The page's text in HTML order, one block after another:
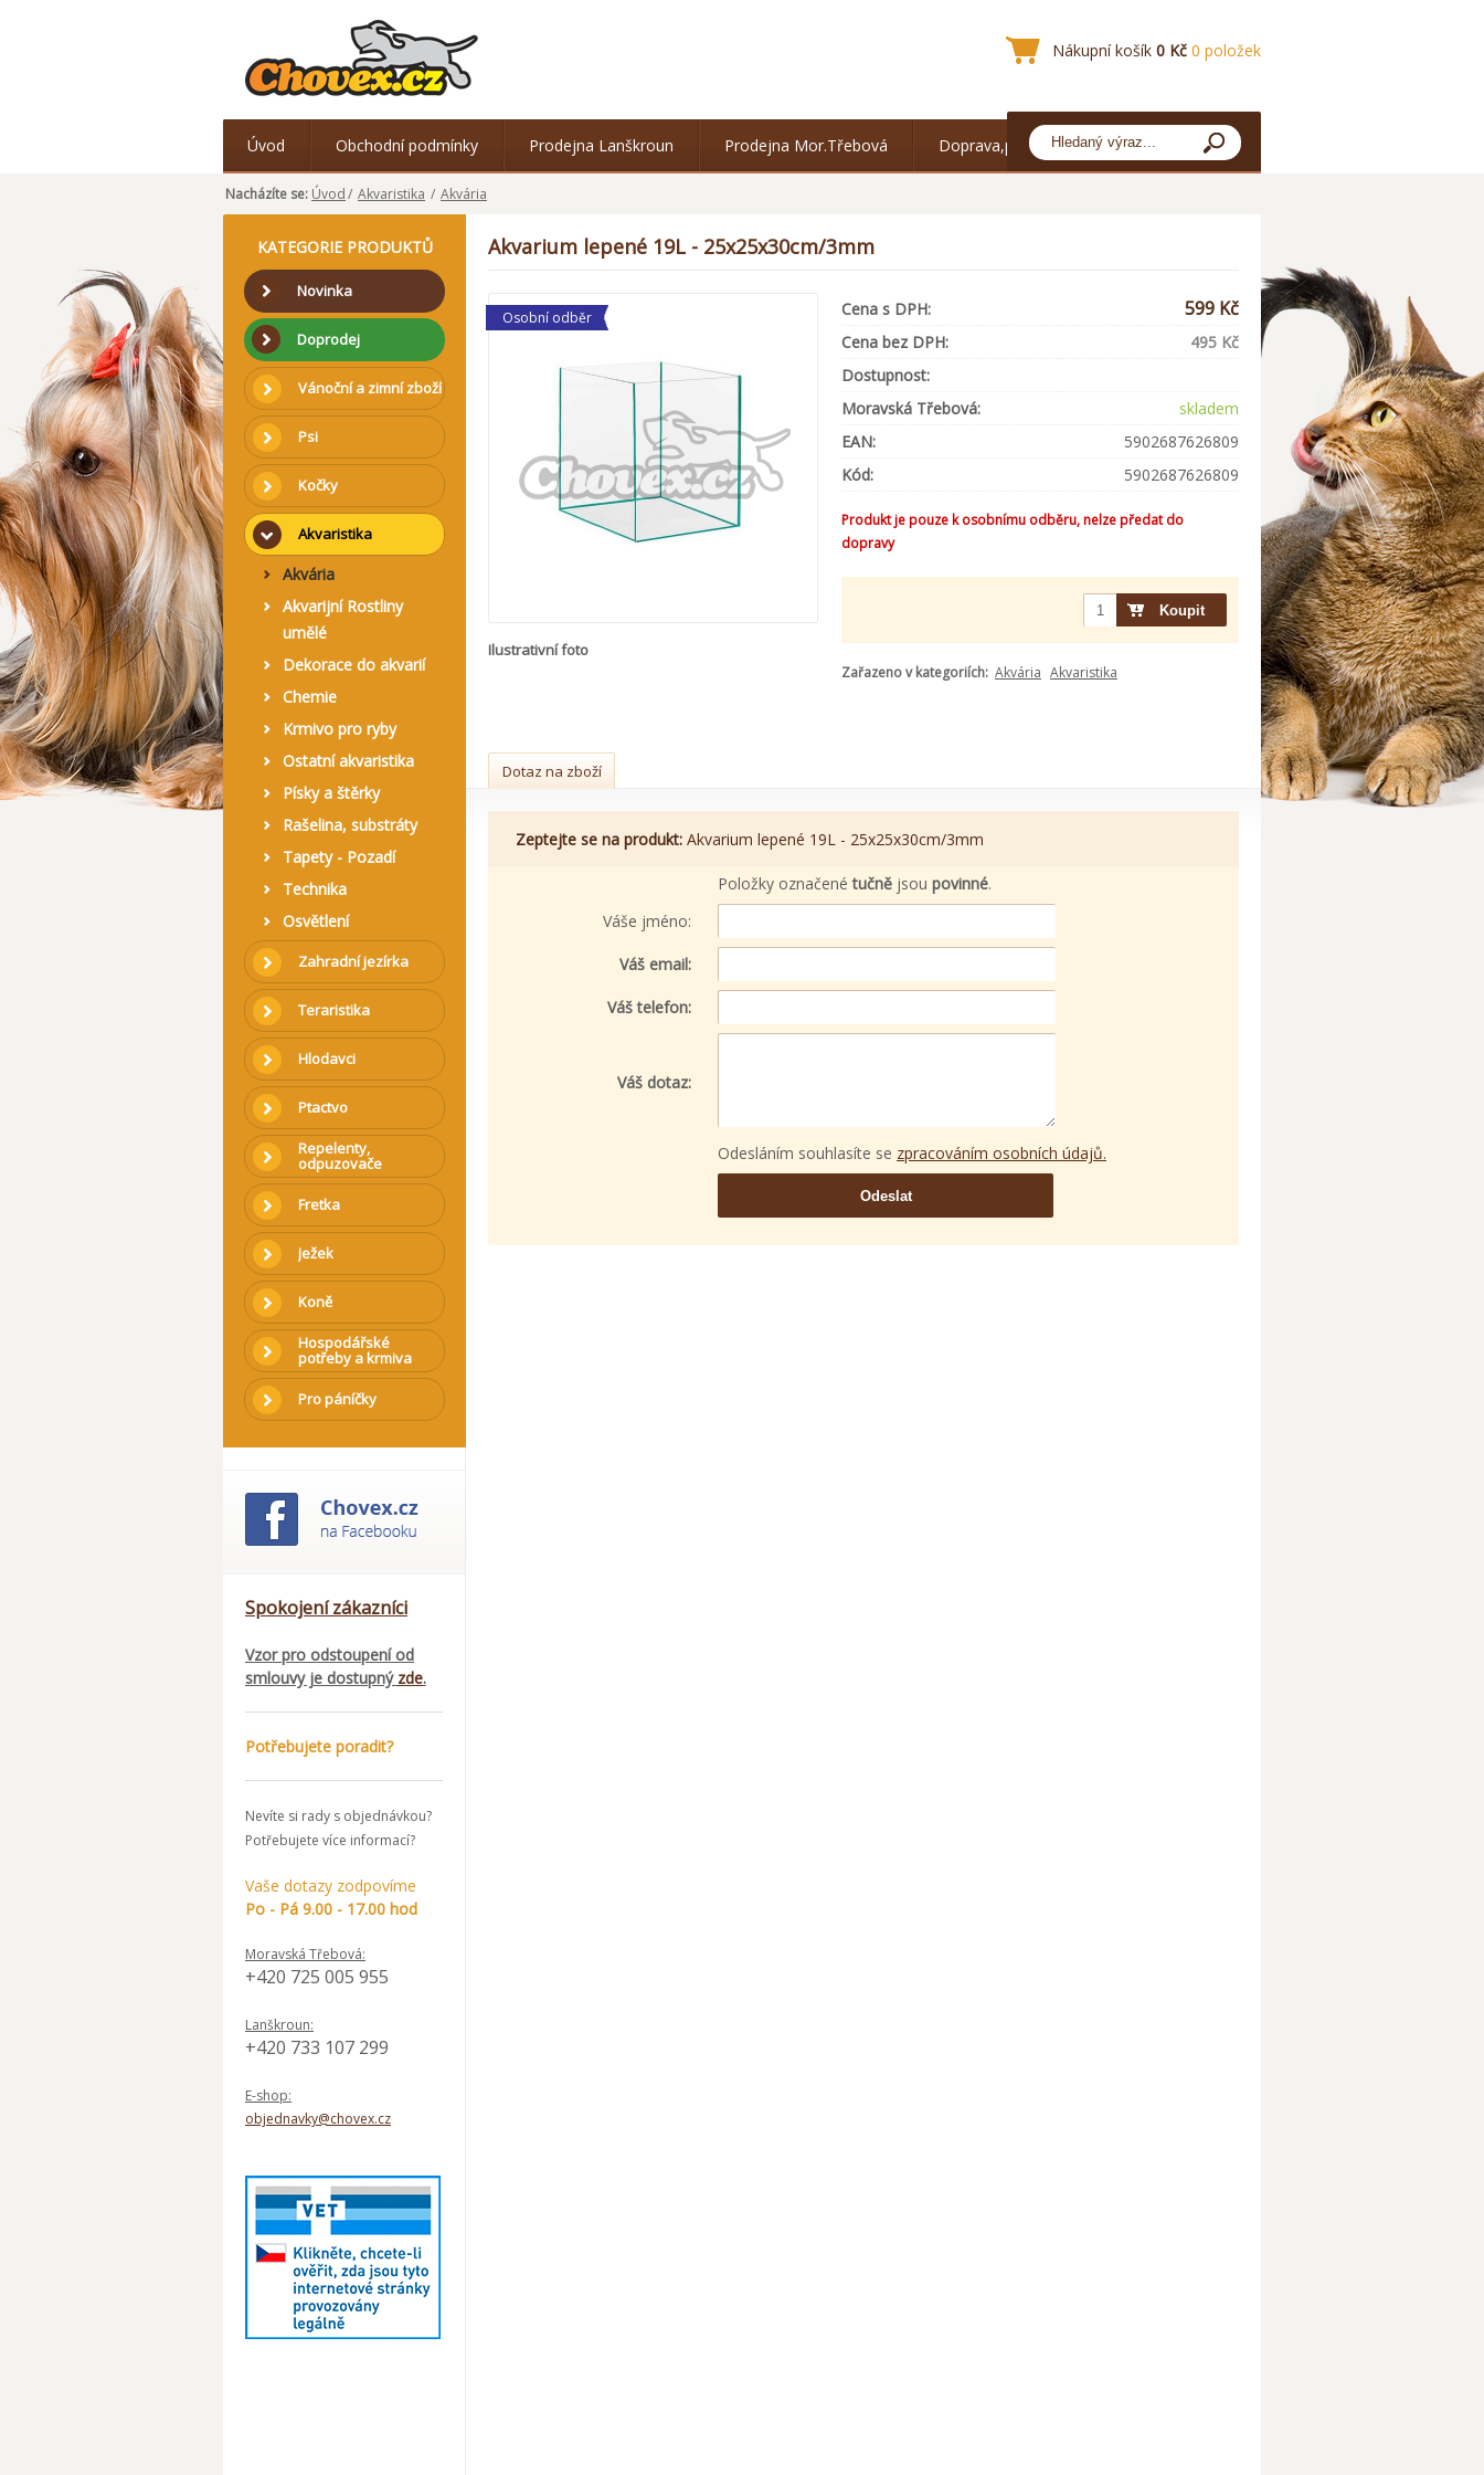
Nákupní košík 0 Kč 0 položek
Úvod Obchodní podmínky Prodejna Lanškroun Prodejna Mor.Třebová Doprava,platba
Nacházíte se: Úvod/ Akvaristika / Akvária
KATEGORIE PRODUKTŮ
Novinka
Doprodej
Vánoční a zimní zboží
Psi
Kočky
Akvaristika
Akvária
Akvarijní Rostliny
umělé
Dekorace do akvarií
Chemie
Krmivo pro ryby
Ostatní akvaristika
Písky a štěrky
Rašelina, substráty
Tapety - Pozadí
Technika
Osvětlení
Zahradní jezírka
Teraristika
Hlodavci
Ptactvo
Repelenty,
odpuzovače
Fretka
Ježek
Koně
Hospodářské
potřeby a krmiva
Pro páníčky
Spokojení zákazníci
Vzor pro odstoupení od
smlouvy je dostupný zde.
Potřebujete poradit?
Nevíte si rady s objednávkou?
Potřebujete více informací?
Vaše dotazy zodpovíme
Po - Pá 9.00 - 17.00 hod
Moravská Třebová:
+420 725 005 955
Lanškroun:
+420 733 107 299
E-shop:
objednavky@chovex.cz
Akvarium lepené 19L - 25x25x30cm/3mm
Osobní odběr
Ilustrativní foto
Cena s DPH: 599 Kč
Cena bez DPH:
495 Kč
Dostupnost:
Moravská Třebová:
skladem
EAN:
5902687626809
Kód:
5902687626809
Produkt je pouze k osobnímu odběru, nelze předat do
dopravy
Zařazeno v kategoriích: Akvária Akvaristika
Dotaz na zboží
Zeptejte se na produkt: Akvarium lepené 19L - 25x25x30cm/3mm
Položky označenétučně jsou povinné.
Váše jméno:
Váš email:
Váš telefon:
Váš dotaz:
Odesláním souhlasíte se zpracováním osobních údajů.